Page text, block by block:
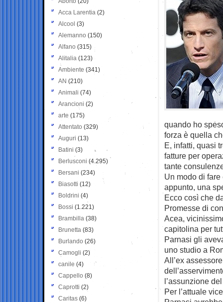
quando ho
forza è quella
E, infatti, quasi
fatture per
tante
Un modo di fare
appunto, una
Ecco così che
Promesse di
Acea,
capitolina per
Parnasi gli
uno studio a
All’ex
l’assunzione
Per l’attuale
Acca Larentia (2)
Alcool (3)
Alemanno (150)
Alfano (315)
Alitalia (123)
Ambiente (341)
AN (210)
Animali (74)
Arancioni (2)
arte (175)
Attentato (329)
Auguri (13)
Batini (3)
Berlusconi (4.295)
Bersani (234)
Biasotti (12)
Boldrini (4)
Bossi (1.221)
Brambilla (38)
Brunetta (83)
Burlando (26)
Camogli (2)
canile (4)
Cappello (8)
Caprotti (2)
Caritas (6)